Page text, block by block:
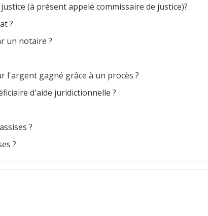
(à présent appelé commissaire de justice)?
?
un notaire ?
l'argent gagné grâce à un procès ?
d'aide juridictionnelle ?
?
?